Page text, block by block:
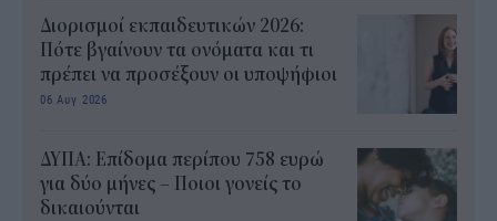
Διορισμοί εκπαιδευτικών 2026:
Πότε βγαίνουν τα ονόματα και τι
πρέπει να προσέξουν οι υποψήφιοι
06 Αυγ 2026
ΔΥΠΑ: Επίδομα περίπου 758 ευρώ
για δύο μήνες – Ποιοι γονείς το
δικαιούνται